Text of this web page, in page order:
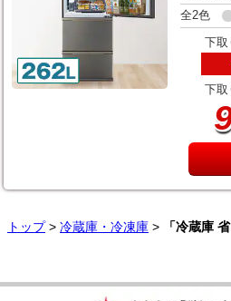
全2色
下取
下取
トップ> 冷蔵庫・冷凍庫 > 「冷蔵庫